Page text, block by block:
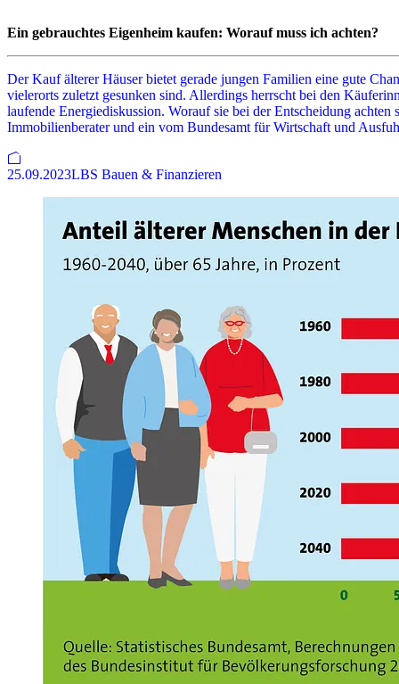
Ein gebrauchtes Eigenheim kaufen: Worauf muss ich achten?
Der Kauf älterer Häuser bietet gerade jungen Familien eine gute
vielerorts zuletzt gesunken sind. Allerdings herrscht bei den
laufende Energiediskussion. Worauf sie bei der Entscheidung
Immobilienberater und ein vom Bundesamt für Wirtschaft und
25.09.2023LBS Bauen & Finanzieren